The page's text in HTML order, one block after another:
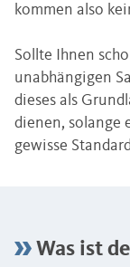
kommen also
Sollte Ihnen
unabhängigen
dieses als
dienen, solange
gewisse
Was ist